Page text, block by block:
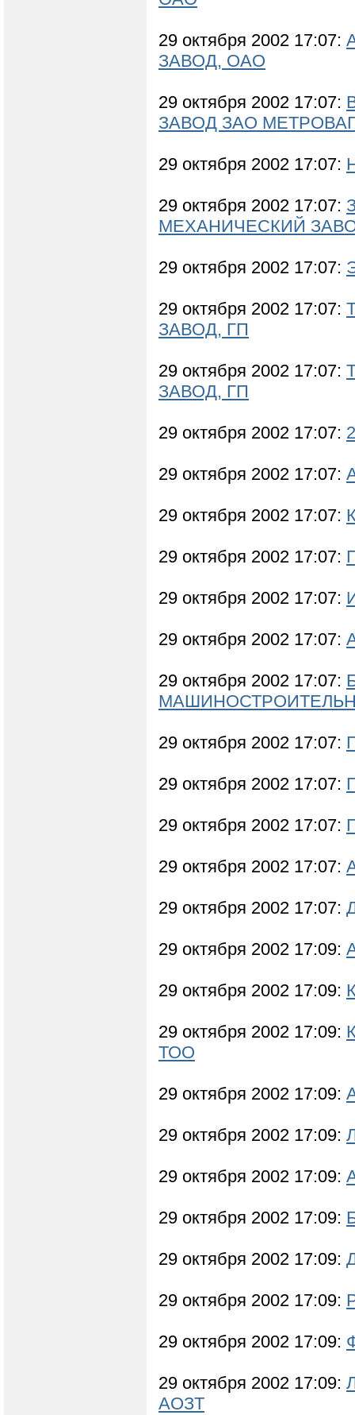
29 октября 2002 17:07:
ЗАВОД, ОАО
29 октября 2002 17:07:
ЗАВОД ЗАО
29 октября 2002 17:07:
29 октября 2002 17:07:
МЕХАНИЧЕСКИЙ
29 октября 2002 17:07:
29 октября 2002 17:07:
ЗАВОД, ГП
29 октября 2002 17:07:
ЗАВОД, ГП
29 октября 2002 17:07:
29 октября 2002 17:07:
29 октября 2002 17:07:
29 октября 2002 17:07:
29 октября 2002 17:07:
29 октября 2002 17:07:
29 октября 2002 17:07:
29 октября 2002 17:07:
29 октября 2002 17:07:
29 октября 2002 17:07:
29 октября 2002 17:07:
29 октября 2002 17:07:
29 октября 2002 17:09:
29 октября 2002 17:09:
29 октября 2002 17:09:
ТОО
29 октября 2002 17:09:
29 октября 2002 17:09:
29 октября 2002 17:09:
29 октября 2002 17:09:
29 октября 2002 17:09:
29 октября 2002 17:09:
29 октября 2002 17:09:
29 октября 2002 17:09:
АОЗТ